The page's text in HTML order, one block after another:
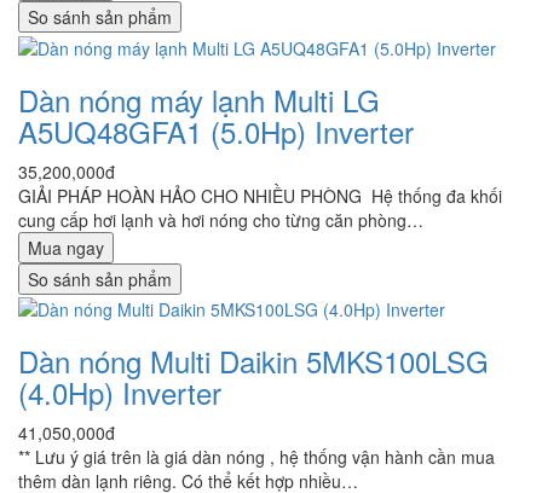
So sánh sản phẩm
Dàn nóng máy lạnh Multi LG
A5UQ48GFA1 (5.0Hp) Inverter
35,200,000đ
GIẢI PHÁP HOÀN HẢO CHO NHIỀU PHÒNG Hệ thống đa khối
cung cấp hơi lạnh và hơi nóng cho từng căn phòng…
Mua ngay
So sánh sản phẩm
Dàn nóng Multi Daikin 5MKS100LSG
(4.0Hp) Inverter
41,050,000đ
** Lưu ý giá trên là giá dàn nóng , hệ thống vận hành cần mua
thêm dàn lạnh riêng. Có thể kết hợp nhiều…